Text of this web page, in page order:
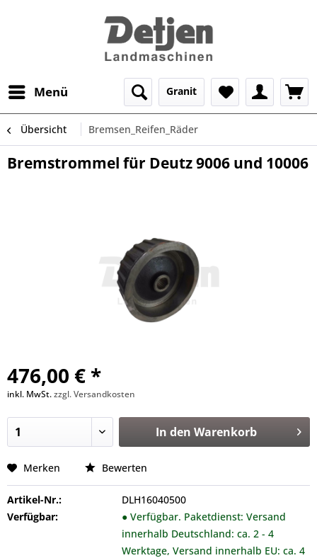
Menü Granit
Übersicht Bremsen_Reifen_Räder
Bremstrommel für Deutz 9006 und 10006
476,00 € *
inkl. MwSt.zzgl. Versandkosten
In den Warenkorb
Merken Bewerten
Artikel-Nr.:
DLH16040500
Verfügbar:
● Verfügbar. Paketdienst: Versand
innerhalb Deutschland: ca. 2 - 4
Werktage, Versand innerhalb EU: ca. 4